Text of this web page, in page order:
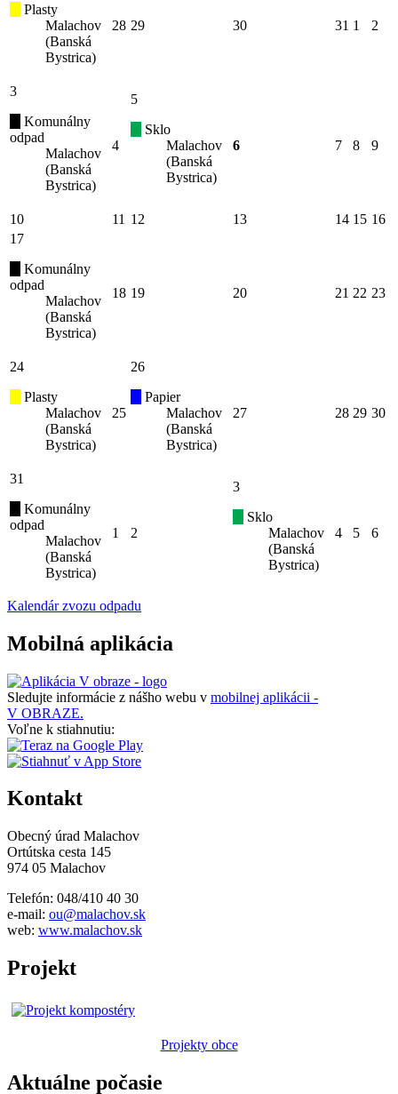
Plasty
Malachov
(Banská
Bystrica)
28 29 30 31 1 2
3
Komunálny
odpad
Malachov
(Banská
Bystrica)
4
5
Sklo
Malachov
(Banská
Bystrica)
6 7 8 9
10 11 12 13 14 15 16
17
Komunálny
odpad
Malachov
(Banská
Bystrica)
18 19 20 21 22 23
24
Plasty
Malachov
(Banská
Bystrica)
25
26
Papier
Malachov
(Banská
Bystrica)
27 28 29 30
31
Komunálny
odpad
Malachov
(Banská
Bystrica)
1 2
3
Sklo
Malachov
(Banská
Bystrica)
4 5 6
Kalendár zvozu odpadu
Mobilná aplikácia
Sledujte informácie z nášho webu v mobilnej aplikácii -
V OBRAZE.
Voľne k stiahnutiu:
Kontakt
Obecný úrad Malachov
Ortútska cesta 145
974 05 Malachov
Telefón: 048/410 40 30
e-mail: ou@malachov.sk
web: www.malachov.sk
Projekt
Projekty obce
Aktuálne počasie